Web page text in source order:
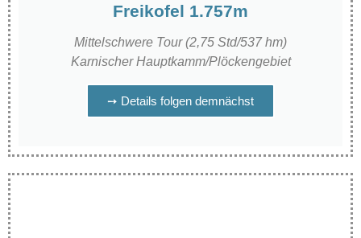
Freikofel 1.757m
Mittelschwere Tour (2,75 Std/537 hm)
Karnischer Hauptkamm/Plöckengebiet
➙ Details folgen demnächst